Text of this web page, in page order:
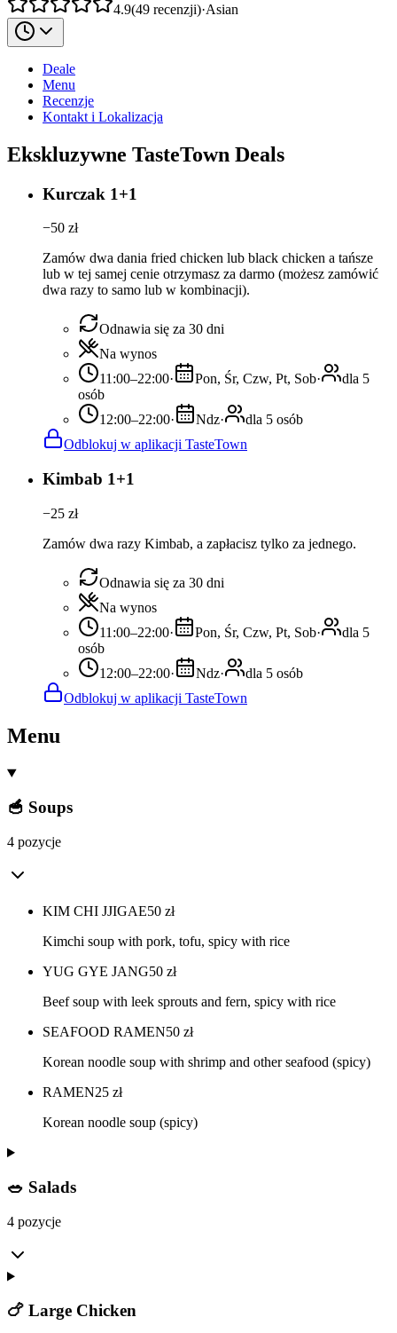
4.9(49 recenzji)·Asian
Deale
Menu
Recenzje
Kontakt i Lokalizacja
Ekskluzywne TasteTown Deals
Kurczak 1+1
−50 zł
Zamów dwa dania fried chicken lub black chicken a tańsze
lub w tej samej cenie otrzymasz za darmo (możesz zamówić
dwa razy to samo lub w kombinacji).
Odnawia się za 30 dni
Na wynos
11:00–22:00· Pon, Śr, Czw, Pt, Sob·
dla 5
osób
12:00–22:00· Ndz·
dla 5 osób
Odblokuj w aplikacji TasteTown
Kimbab 1+1
−25 zł
Zamów dwa razy Kimbab, a zapłacisz tylko za jednego.
Odnawia się za 30 dni
Na wynos
11:00–22:00· Pon, Śr, Czw, Pt, Sob·
dla 5
osób
12:00–22:00· Ndz·
dla 5 osób
Odblokuj w aplikacji TasteTown
Menu
🥣 Soups
4 pozycje
KIM CHI JJIGAE50 zł
Kimchi soup with pork, tofu, spicy with rice
YUG GYE JANG50 zł
Beef soup with leek sprouts and fern, spicy with rice
SEAFOOD RAMEN50 zł
Korean noodle soup with shrimp and other seafood (spicy)
RAMEN25 zł
Korean noodle soup (spicy)
🥗 Salads
4 pozycje
🍗 Large Chicken